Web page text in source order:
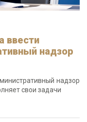
ввести
надзор
надзор
свои задачи